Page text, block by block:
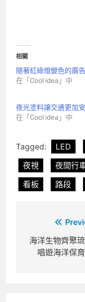
相關
隨著紅綠燈變色的廣
在「Cool idea」中
夜光塗料讓交通更加
在「Cool idea」中
Tagged: LED
夜視
夜間行
看板
路段
章
海洋生物齊聚
唱遊海洋保